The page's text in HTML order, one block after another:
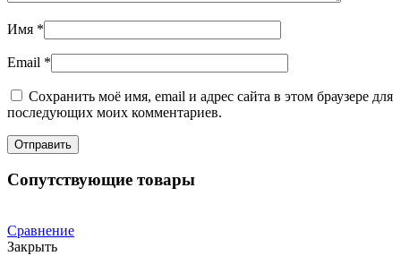
Имя *
Email *
Сохранить моё имя, email и адрес сайта в этом браузере для
последующих моих комментариев.
Сопутствующие товары
Сравнение
Закрыть